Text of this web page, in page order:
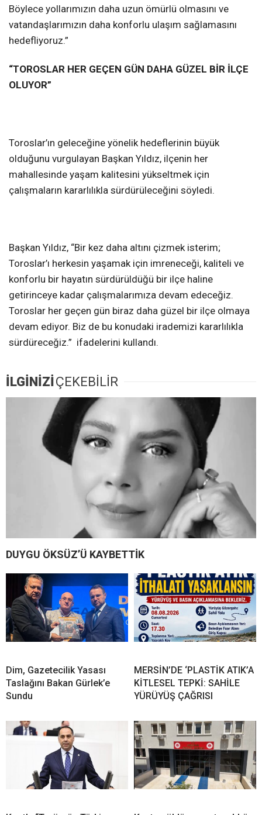
Böylece yollarımızın daha uzun ömürlü olmasını ve
vatandaşlarımızın daha konforlu ulaşım sağlamasını
hedefliyoruz.”
“TOROSLAR HER GEÇEN GÜN DAHA GÜZEL BİR İLÇE
OLUYOR”
Toroslar’ın geleceğine yönelik hedeflerinin büyük
olduğunu vurgulayan Başkan Yıldız, ilçenin her
mahallesinde yaşam kalitesini yükseltmek için
çalışmaların kararlılıkla sürdürüleceğini söyledi.
Başkan Yıldız, “Bir kez daha altını çizmek isterim;
Toroslar’ı herkesin yaşamak için imreneceği, kaliteli ve
konforlu bir hayatın sürdürüldüğü bir ilçe haline
getirinceye kadar çalışmalarımıza devam edeceğiz.
Toroslar her geçen gün biraz daha güzel bir ilçe olmaya
devam ediyor. Biz de bu konudaki irademizi kararlılıkla
sürdüreceğiz.” ifadelerini kullandı.
İLGİNİZİÇEKEBİLİR
DUYGU ÖKSÜZ’Ü KAYBETTİK
Dim, Gazetecilik Yasası
Taslağını Bakan Gürlek’e
Sundu
MERSİN’DE ‘PLASTİK ATIK’A
KİTLESEL TEPKİ: SAHİLE
YÜRÜYÜŞ ÇAĞRISI